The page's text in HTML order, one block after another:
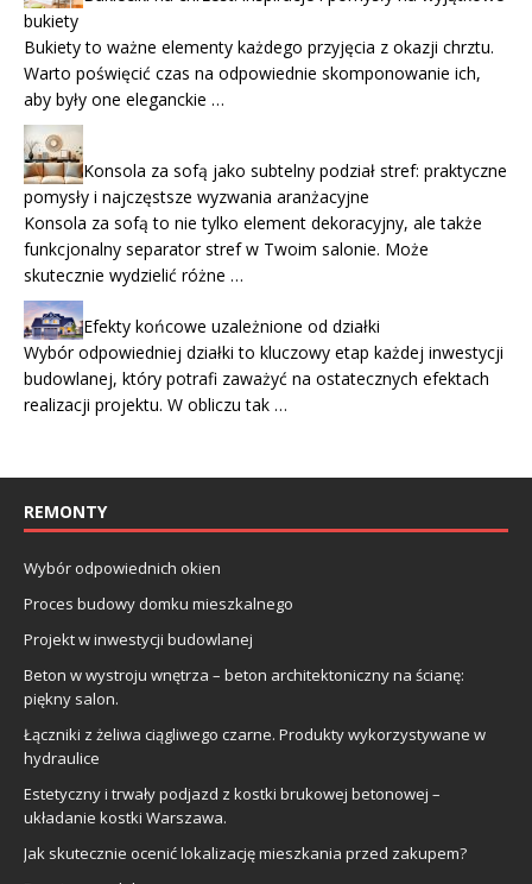
bukiety
Bukiety to ważne elementy każdego przyjęcia z okazji chrztu.
Warto poświęcić czas na odpowiednie skomponowanie ich,
aby były one eleganckie …
Konsola za sofą jako subtelny podział stref: praktyczne
pomysły i najczęstsze wyzwania aranżacyjne
Konsola za sofą to nie tylko element dekoracyjny, ale także
funkcjonalny separator stref w Twoim salonie. Może
skutecznie wydzielić różne …
Efekty końcowe uzależnione od działki
Wybór odpowiedniej działki to kluczowy etap każdej inwestycji
budowlanej, który potrafi zaważyć na ostatecznych efektach
realizacji projektu. W obliczu tak …
REMONTY
Wybór odpowiednich okien
Proces budowy domku mieszkalnego
Projekt w inwestycji budowlanej
Beton w wystroju wnętrza – beton architektoniczny na ścianę:
piękny salon.
Łączniki z żeliwa ciągliwego czarne. Produkty wykorzystywane w
hydraulice
Estetyczny i trwały podjazd z kostki brukowej betonowej –
układanie kostki Warszawa.
Jak skutecznie ocenić lokalizację mieszkania przed zakupem?